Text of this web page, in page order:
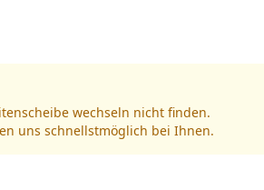
wechseln nicht finden.
uns schnellstmöglich bei Ihnen.